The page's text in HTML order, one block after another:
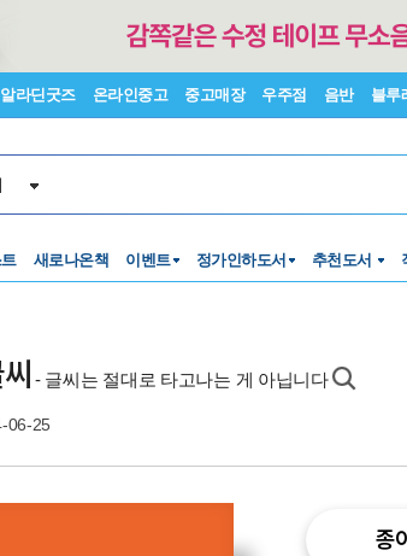
알라딘굿즈 온라인중고 중고매장 우주점 음반 블루
새로나온책 이벤트 정가인하도서 추천도서
- 글씨는 절대로 타고나는 게 아닙니다
06-25
종